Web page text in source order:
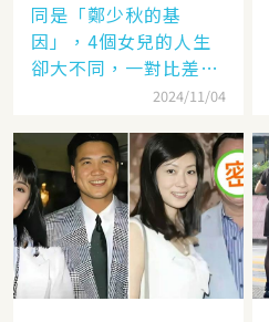
同是「鄭少秋的基
因」，4個女兒的人生
卻大不同，一對比差距
2024/11/04